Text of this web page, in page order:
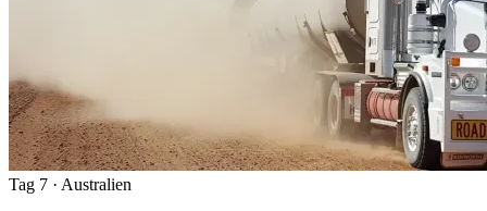
Tag 7 · Australien